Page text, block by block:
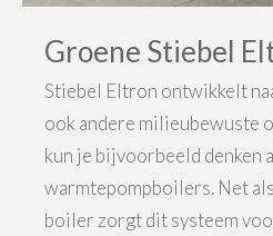
Groene Stiebel
Stiebel Eltron ontwikkelt
ook andere milieubewuste
kun je bijvoorbeeld denken
warmtepompboilers. Net
boiler zorgt dit systeem